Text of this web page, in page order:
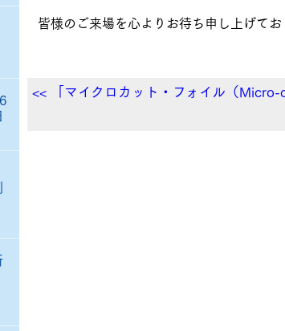
皆様のご来場を心よりお待ち申し上げてお
<< 「マイクロカット・フォイル（